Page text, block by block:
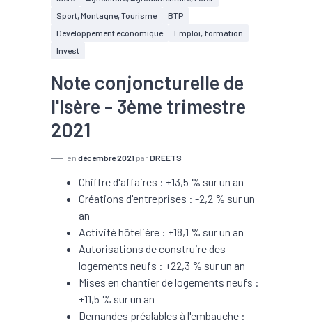
Sport, Montagne, Tourisme
BTP
Développement économique
Emploi, formation
Invest
Note conjoncturelle de
l'Isère - 3ème trimestre
2021
en décembre 2021 par DREETS
Chiffre d'affaires : +13,5 % sur un an
Créations d'entreprises : -2,2 % sur un
an
Activité hôtelière : +18,1 % sur un an
Autorisations de construire des
logements neufs : +22,3 % sur un an
Mises en chantier de logements neufs :
+11,5 % sur un an
Demandes préalables à l'embauche :